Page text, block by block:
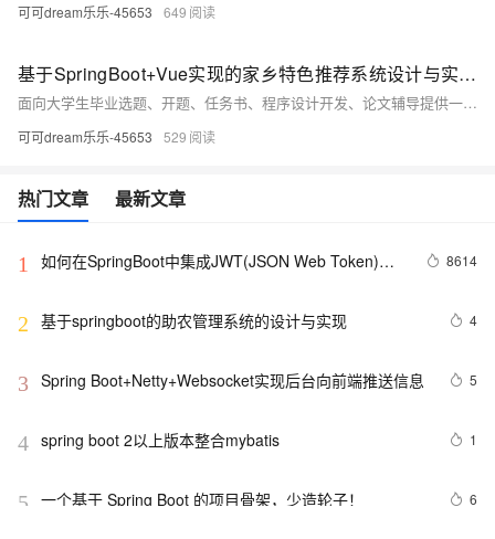
可可dream乐乐-45653 649
基于SpringBoot+Vue实现的家乡特色推荐系统设计与实现（源码+文档+部署）
面向大学生毕业选题、开题、任务书、程序设计开发、论文辅导提供一站式服务。主要服务：程序设计开发、代码修改、成品部署、支持定制、论文辅导，助力毕设！
可可dream乐乐-45653 529
热门文章 最新文章
1
如何在SpringBoot中集成JWT(JSON Web Token)鉴
8614
2 基于springboot的助农管理系统的设计与实现 4
3 Spring Boot+Netty+Websocket实现后台向前端推送信息 5
4 spring boot 2以上版本整合mybatis 1
5 6